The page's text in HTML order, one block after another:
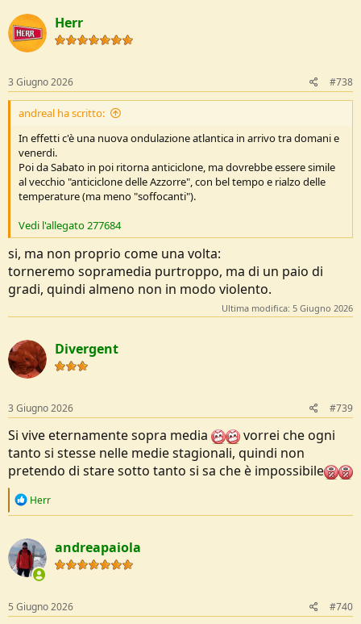
Herr
3 Giugno 2026 #738
andreal ha scritto:
In effetti c'è una nuova ondulazione atlantica in arrivo tra domani e
venerdi.
Poi da Sabato in poi ritorna anticiclone, ma dovrebbe essere simile
al vecchio "anticiclone delle Azzorre", con bel tempo e rialzo delle
temperature (ma meno "soffocanti").
Vedi l'allegato 277684
si, ma non proprio come una volta:
torneremo sopramedia purtroppo, ma di un paio di
gradi, quindi almeno non in modo violento.
Ultima modifica: 5 Giugno 2026
Divergent
3 Giugno 2026 #739
Si vive eternamente sopra media
vorrei che ogni
tanto si stesse nelle medie stagionali, quindi non
pretendo di stare sotto tanto si sa che è impossibile
R
c
t
i
o
s
:
Herr
andreapaiola
5 Giugno 2026 #740